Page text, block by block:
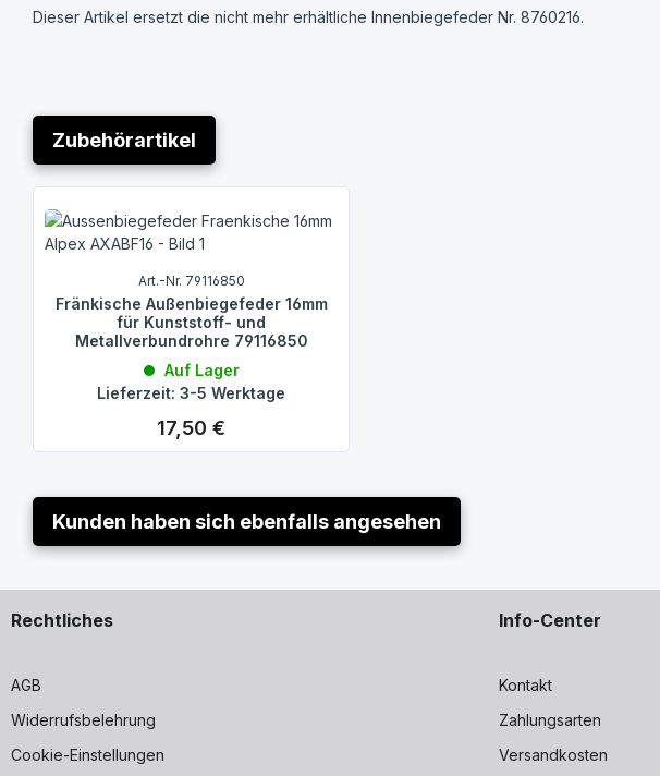
Dieser Artikel ersetzt die nicht mehr erhältliche Innenbiegefeder Nr. 8760216.
Zubehörartikel
Art.-Nr. 79116850
Fränkische Außenbiegefeder 16mm
für Kunststoff- und
Metallverbundrohre 79116850
Auf Lager
Lieferzeit: 3-5 Werktage
Regulärer Preis:
17,50 €
Kunden haben sich ebenfalls angesehen
Rechtliches
AGB
Widerrufsbelehrung
Cookie-Einstellungen
Info-Center
Kontakt
Zahlungsarten
Versandkosten